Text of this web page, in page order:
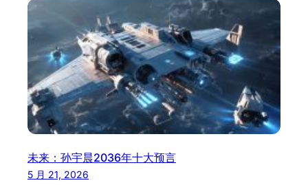
未来：孙宇晨2036年十大预言
5 月 21, 2026